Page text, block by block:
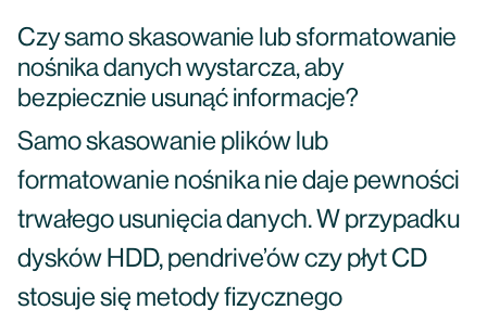
Czy samo skasowanie lub sformatowanie
nośnika danych wystarcza, aby
bezpiecznie usunąć informacje?
Samo skasowanie plików lub
formatowanie nośnika nie daje pewności
trwałego usunięcia danych. W przypadku
dysków HDD, pendrive’ów czy płyt CD
stosuje się metody fizycznego